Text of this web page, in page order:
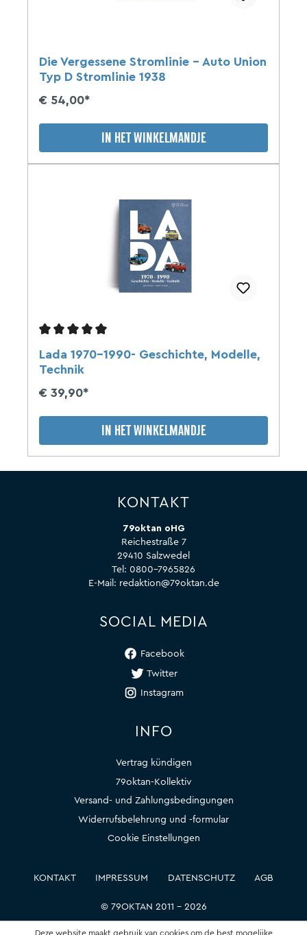
Die Vergessene Stromlinie - Auto Union
Typ D Stromlinie 1938
€ 54,00*
IN HET WINKELMANDJE
Lada 1970-1990- Geschichte, Modelle,
Technik
€ 39,90*
IN HET WINKELMANDJE
KONTAKT
79oktan oHG
Reichestraße 7
29410 Salzwedel
Tel: 0800-7965826
E-Mail: redaktion@79oktan.de
SOCIAL MEDIA
Facebook
Twitter
Instagram
INFO
Vertrag kündigen
79oktan-Kollektiv
Versand- und Zahlungsbedingungen
Widerrufsbelehrung und -formular
Cookie Einstellungen
© 79OKTAN 2011 – 2026
KONTAKT IMPRESSUM DATENSCHUTZ AGB
Deze website maakt gebruik van cookies om de best mogelijke